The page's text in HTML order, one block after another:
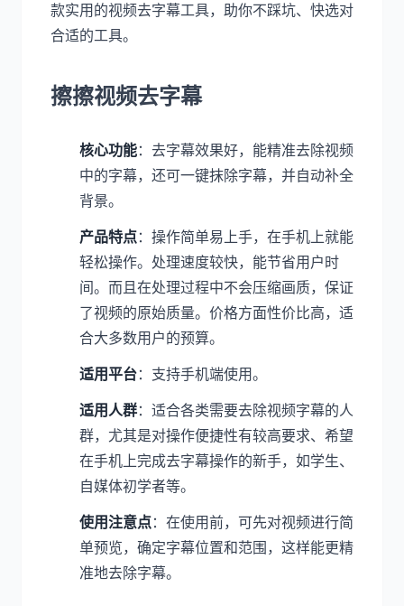
款实用的视频去字幕工具，助你不踩坑、快选对
合适的工具。
擦擦视频去字幕
核心功能：去字幕效果好，能精准去除视频
中的字幕，还可一键抹除字幕，并自动补全
背景。
产品特点：操作简单易上手，在手机上就能
轻松操作。处理速度较快，能节省用户时
间。而且在处理过程中不会压缩画质，保证
了视频的原始质量。价格方面性价比高，适
合大多数用户的预算。
适用平台：支持手机端使用。
适用人群：适合各类需要去除视频字幕的人
群，尤其是对操作便捷性有较高要求、希望
在手机上完成去字幕操作的新手，如学生、
自媒体初学者等。
使用注意点：在使用前，可先对视频进行简
单预览，确定字幕位置和范围，这样能更精
准地去除字幕。